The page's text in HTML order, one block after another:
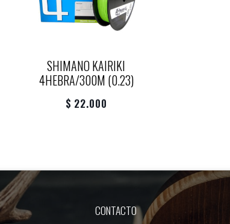
SHIMANO KAIRIKI
4HEBRA/300M (0.23)
$ 22.000
CONTACTO